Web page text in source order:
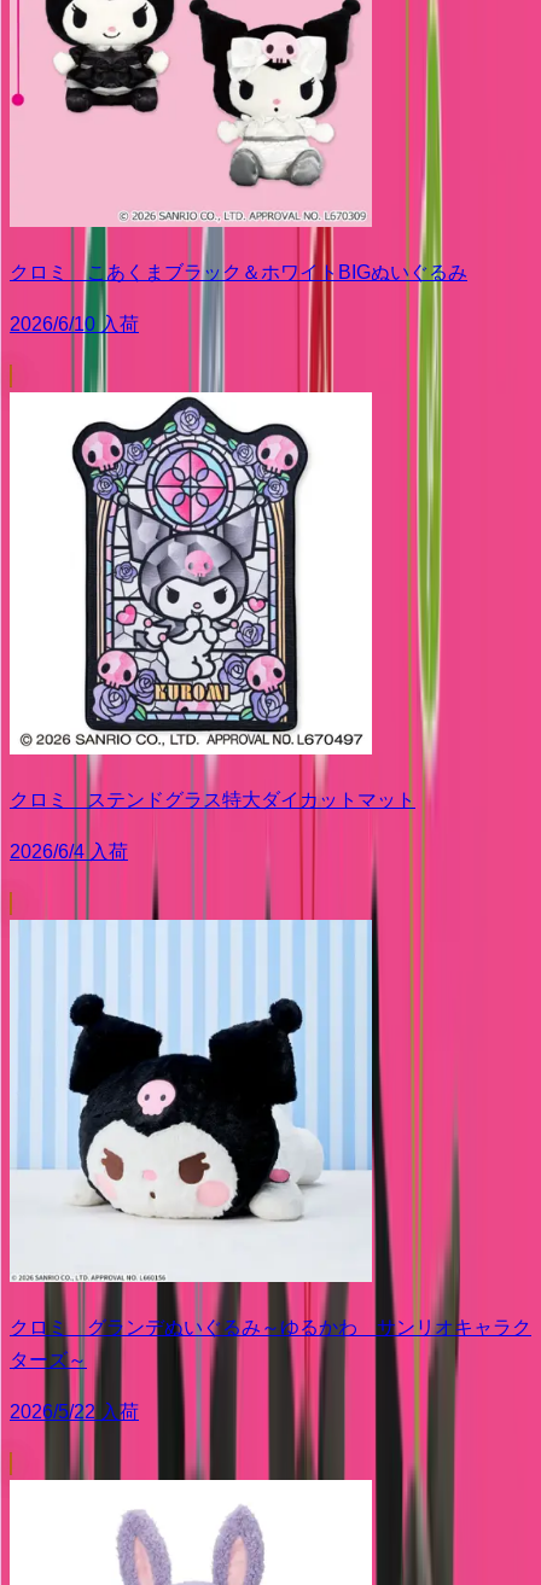
クロミ こあくまブラック＆ホワイトBIGぬいぐるみ
2026/6/10 入荷
クロミ ステンドグラス特大ダイカットマット
2026/6/4 入荷
クロミ グランデぬいぐるみ～ゆるかわ サンリオキャラク
ターズ～
2026/5/22 入荷